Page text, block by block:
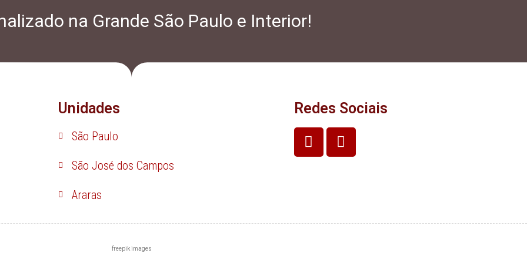
na Grande São Paulo e Interior!
Unidades
São Paulo
São José dos Campos
Araras
Redes Sociais
freepik images